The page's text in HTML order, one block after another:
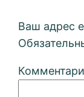
Ваш адрес